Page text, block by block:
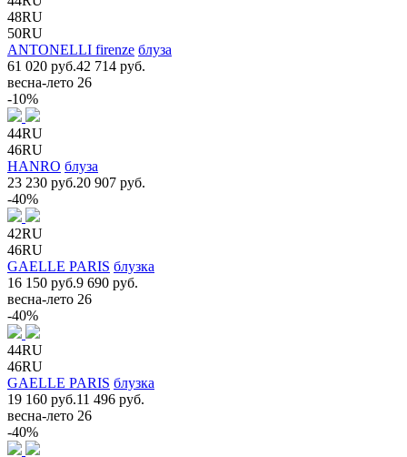
48RU
50RU
ANTONELLI firenze блуза
61 020 руб.42 714 руб.
весна-лето 26
-10%
44RU
46RU
HANRO блуза
23 230 руб.20 907 руб.
-40%
42RU
46RU
GAELLE PARIS блузка
16 150 руб.9 690 руб.
весна-лето 26
-40%
44RU
46RU
GAELLE PARIS блузка
19 160 руб.11 496 руб.
весна-лето 26
-40%